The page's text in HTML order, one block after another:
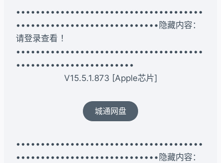
••••••••••••••••••••••••••••••••••••••
•••••••••••••••••••••••••••••隐藏内容：
请登录查看 ！
••••••••••••••••••••••••••••••••••••••
••••••••••••••••••••••••
V15.5.1.873 [Apple芯片]
城通网盘
••••••••••••••••••••••••••••••••••••••
•••••••••••••••••••••••••••••隐藏内容：